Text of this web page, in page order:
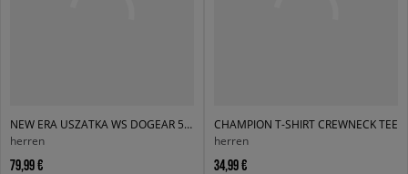
NEW ERA USZATKA WS DOGEAR 5950 NYY NEW YORK YANKEES
herren
79,99 €
CHAMPION T-SHIRT CREWNECK TEE
herren
34,99 €